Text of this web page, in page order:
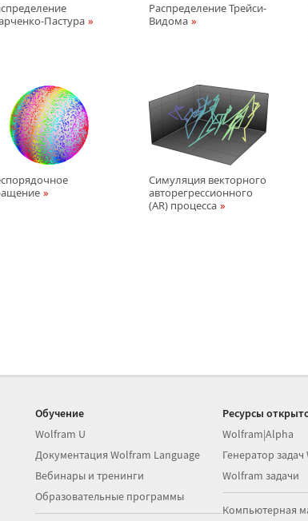
Пастура
Распределение Трейси-
Видома
Симуляция векторного
авторегрессионного
(AR) процесса
Обучение
Wolfram U
Документация Wolfram Language
Вебинары и тренинги
Образовательные программы
Ресурсы
Wolfram|Alpha
Генератор
Wolfram задачи
Компьютерная